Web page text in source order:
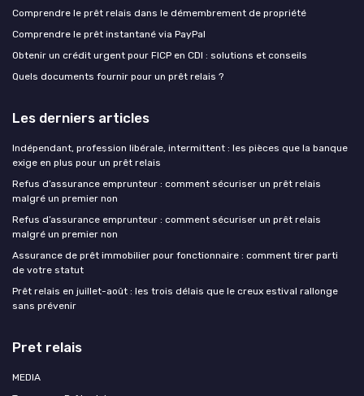
Comprendre le prêt relais dans le démembrement de propriété
Comprendre le prêt instantané via PayPal
Obtenir un crédit urgent pour FICP en CDI : solutions et conseils
Quels documents fournir pour un prêt relais ?
Les derniers articles
Indépendant, profession libérale, intermittent : les pièces que la banque
exige en plus pour un prêt relais
Refus d’assurance emprunteur : comment sécuriser un prêt relais
malgré un premier non
Refus d’assurance emprunteur : comment sécuriser un prêt relais
malgré un premier non
Assurance de prêt immobilier pour fonctionnaire : comment tirer parti
de votre statut
Prêt relais en juillet-août : les trois délais que le creux estival rallonge
sans prévenir
Pret relais
MEDIA